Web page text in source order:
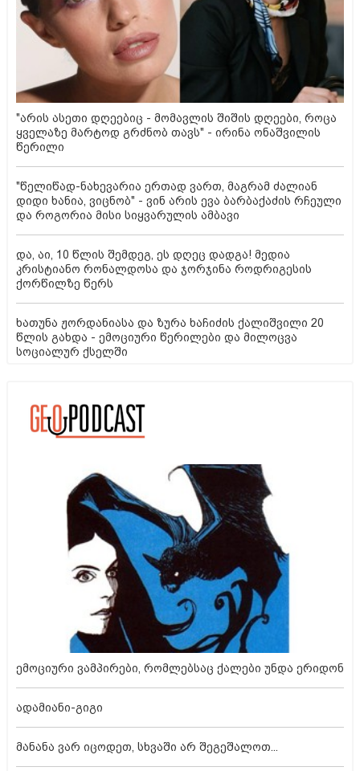
"არის ასეთი დღეებიც - მომავლის შიშის დღეები, როცა
ყველაზე მარტოდ გრძნობ თავს" - ირინა ონაშვილის
წერილი
"წელიწად-ნახევარია ერთად ვართ, მაგრამ ძალიან
დიდი ხანია, ვიცნობ" - ვინ არის ევა ბარბაქაძის რჩეული
და როგორია მისი სიყვარულის ამბავი
და, აი, 10 წლის შემდეგ, ეს დღეც დადგა! მედია
კრისტიანო რონალდოსა და ჯორჯინა როდრიგესის
ქორწილზე წერს
ხათუნა ჟორდანიასა და ზურა ხაჩიძის ქალიშვილი 20
წლის გახდა - ემოციური წერილები და მილოცვა
სოციალურ ქსელში
ემოციური ვამპირები, რომლებსაც ქალები უნდა ერიდონ
ადამიანი-გიგი
მანანა ვარ იცოდეთ, სხვაში არ შეგეშალოთ...